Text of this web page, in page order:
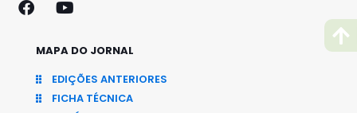
MAPA DO JORNAL
EDIÇÕES ANTERIORES
FICHA TÉCNICA